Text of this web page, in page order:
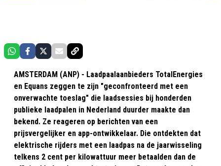
AMSTERDAM (ANP) - Laadpaalaanbieders TotalEnergies
en Equans zeggen te zijn "geconfronteerd met een
onverwachte toeslag" die laadsessies bij honderden
publieke laadpalen in Nederland duurder maakte dan
bekend. Ze reageren op berichten van een
prijsvergelijker en app-ontwikkelaar. Die ontdekten dat
elektrische rijders met een laadpas na de jaarwisseling
telkens 2 cent per kilowattuur meer betaalden dan de